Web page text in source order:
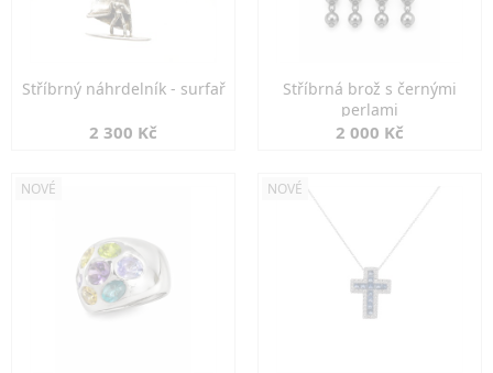
Stříbrný náhrdelník - surfař
2 300 Kč
Stříbrná brož s černými
perlami
2 000 Kč
NOVÉ NOVÉ